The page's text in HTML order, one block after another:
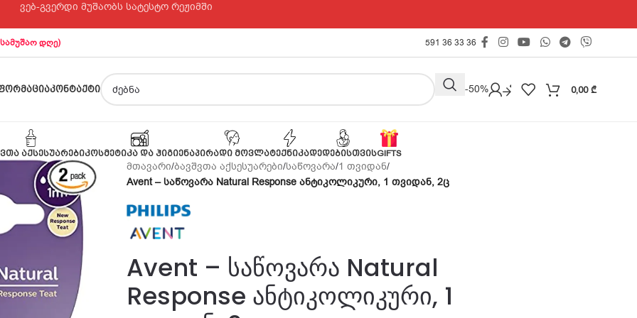
ვებ-გვერდი მუშაობს სატესტო რეჟიმში
დღე) 591 36 33 36
ᲙᲝᲜᲢᲐᲥᲢᲘ Outlet -50% 0,00 ₾
ᲐᲥᲡᲔᲡᲣᲐᲠᲔᲑᲘᲙᲝᲡᲛᲔᲢᲘᲙᲐ ᲓᲐ ᲰᲘᲒᲘᲔᲜᲐᲞᲘᲠᲐᲓᲘ ᲛᲝᲕᲚᲐᲢᲔᲥᲜᲘᲙᲐᲓᲔᲓᲔᲑᲘᲡᲗᲕᲘᲡGIFTS
მთავარი/ბავშვთა აქსესუარები/საწოვარა/1 თვიდან/
Avent – საწოვარა Natural Response ანტიკოლიკური, 1 თვიდან, 2ც
Avent – საწოვარა Natural
Response ანტიკოლიკური, 1